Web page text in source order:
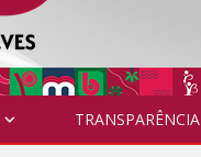
TRANSPARÊNCIA